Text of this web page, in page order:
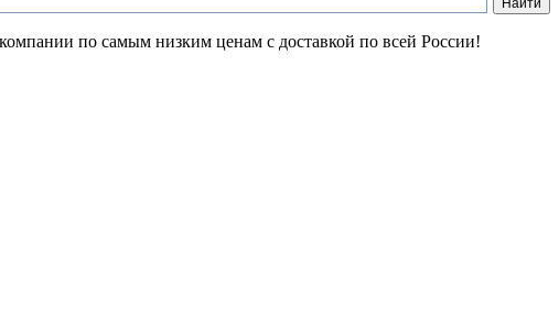
по самым низким ценам с доставкой по всей России!